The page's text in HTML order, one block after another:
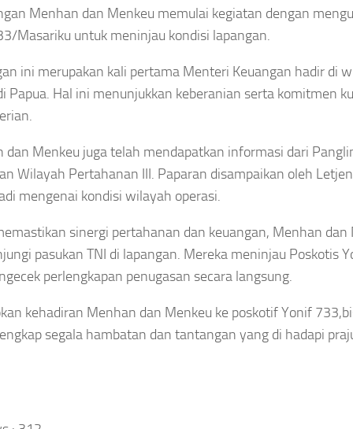
Menhan dan Menkeu memulai kegiatan dengan
Masariku untuk meninjau kondisi lapangan.
ini merupakan kali pertama Menteri Keuangan hadir di
Papua. Hal ini menunjukkan keberanian serta komitmen
dan Menkeu juga telah mendapatkan informasi dari
Wilayah Pertahanan III. Paparan disampaikan oleh
mengenai kondisi wilayah operasi.
sinergi pertahanan dan keuangan, Menhan dan
pasukan TNI di lapangan. Mereka meninjau Poskotis
perlengkapan penugasan secara langsung.
kehadiran Menhan dan Menkeu ke poskotif Yonif
segala hambatan dan tantangan yang di hadapi
Hasil
Jadi
Indonesia
Kapal Selam
Kemandirian
Alutsista
Agustus
8, 2026
DAERAH
PENUH
Terasa,Pasokan
Bahan Baku Air
Persen
Asep
Sanjaya
8, 2026